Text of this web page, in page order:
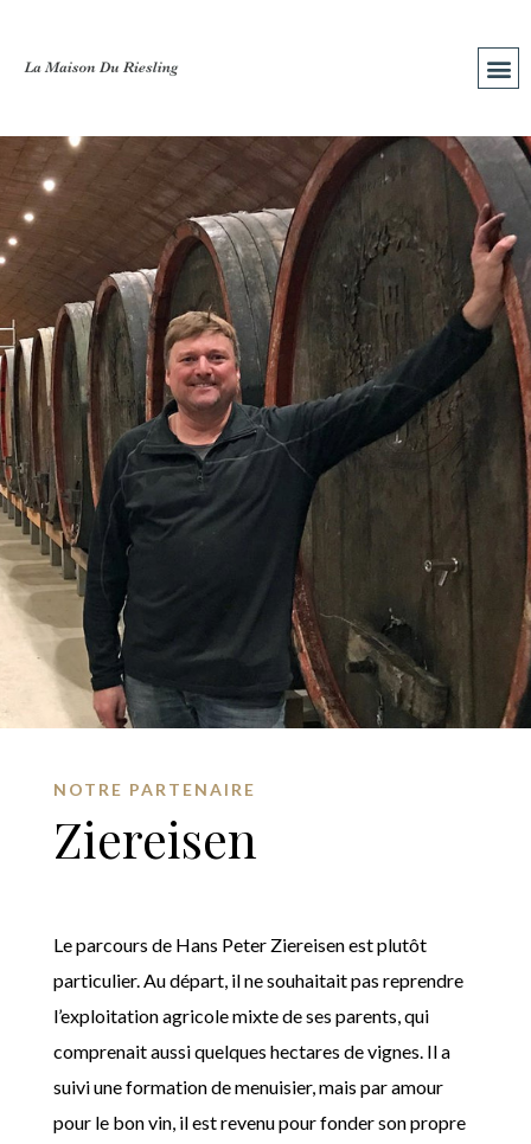
NOTRE PARTENAIRE
Ziereisen
Le parcours de Hans Peter Ziereisen est plutôt
particulier. Au départ, il ne souhaitait pas reprendre
l’exploitation agricole mixte de ses parents, qui
comprenait aussi quelques hectares de vignes. Il a
suivi une formation de menuisier, mais par amour
pour le bon vin, il est revenu pour fonder son propre